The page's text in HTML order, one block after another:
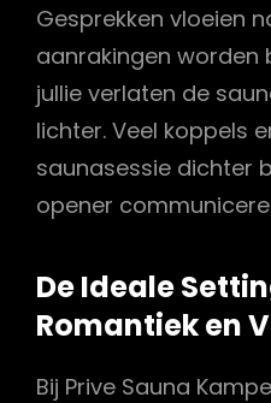
Gesprekken vloeien
aanrakingen worden
jullie verlaten de
lichter. Veel koppels
saunasessie dichter
opener
De Ideale
Romantiek en
Bij Prive Sauna